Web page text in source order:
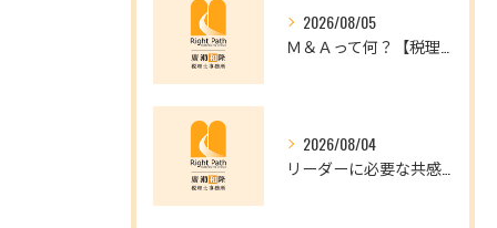
2026/08/05
2026/08/04